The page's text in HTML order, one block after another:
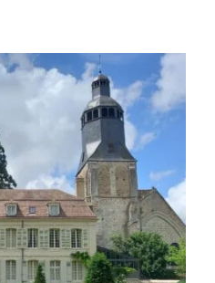
salle à manger,
une quinzaine de
dans lesquelles vivait
depuis 1852. La
famille, Marthe Hersent-
la ville de Tours en 1951 en
les portes de ce lieu
[…]